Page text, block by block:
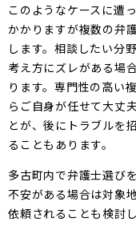
このようなケースに遭
かかりますが複数の弁
します。相談したい分
考え方にズレがある場
ります。専門性の高い
らご自身が任せて大丈
とが、後にトラブルを
ることもあります。
多古町内で弁護士選び
不安がある場合は対象
依頼されることも検討